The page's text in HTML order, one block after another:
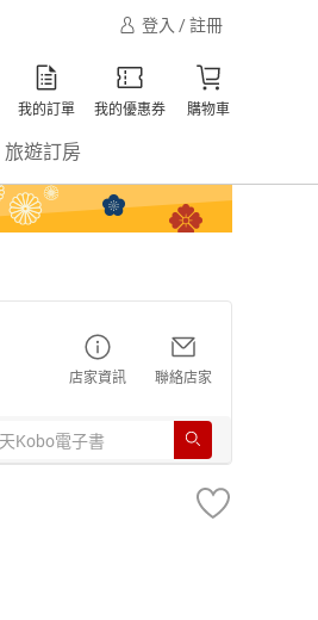
登入 / 註冊
我的訂單 我的優惠券 購物車
旅遊訂房
店家資訊 聯絡店家